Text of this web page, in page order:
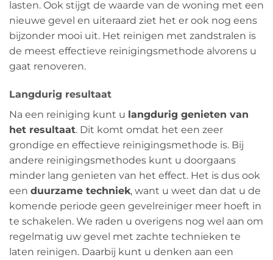
lasten. Ook stijgt de waarde van de woning met een
nieuwe gevel en uiteraard ziet het er ook nog eens
bijzonder mooi uit. Het reinigen met zandstralen is
de meest effectieve reinigingsmethode alvorens u
gaat renoveren.
Langdurig resultaat
Na een reiniging kunt u langdurig genieten van
het resultaat. Dit komt omdat het een zeer
grondige en effectieve reinigingsmethode is. Bij
andere reinigingsmethodes kunt u doorgaans
minder lang genieten van het effect. Het is dus ook
een duurzame techniek, want u weet dan dat u de
komende periode geen gevelreiniger meer hoeft in
te schakelen. We raden u overigens nog wel aan om
regelmatig uw gevel met zachte technieken te
laten reinigen. Daarbij kunt u denken aan een